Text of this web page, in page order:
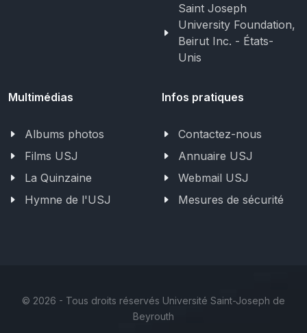
Saint Joseph
University Foundation,
Beirut Inc. - États-
Unis
Multimédias
Albums photos
Films USJ
La Quinzaine
Hymne de l'USJ
Infos pratiques
Contactez-nous
Annuaire USJ
Webmail USJ
Mesures de sécurité
© 2026 - Tous droits réservés Université Saint-Joseph de
Beyrouth